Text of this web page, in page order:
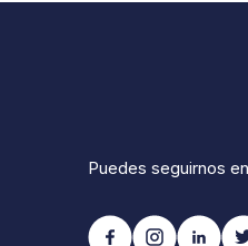
Puedes seguirnos